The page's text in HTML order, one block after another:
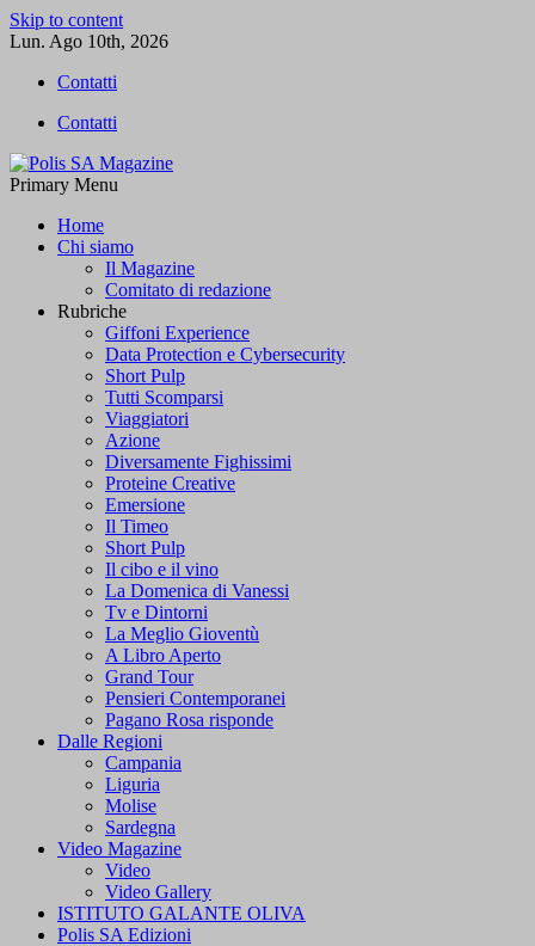
Skip to content
Lun. Ago 10th, 2026
Contatti
Contatti
Primary Menu
Home
Chi siamo
Il Magazine
Comitato di redazione
Rubriche
Giffoni Experience
Data Protection e Cybersecurity
Short Pulp
Tutti Scomparsi
Viaggiatori
Azione
Diversamente Fighissimi
Proteine Creative
Emersione
Il Timeo
Short Pulp
Il cibo e il vino
La Domenica di Vanessi
Tv e Dintorni
La Meglio Gioventù
A Libro Aperto
Grand Tour
Pensieri Contemporanei
Pagano Rosa risponde
Dalle Regioni
Campania
Liguria
Molise
Sardegna
Video Magazine
Video
Video Gallery
ISTITUTO GALANTE OLIVA
Polis SA Edizioni